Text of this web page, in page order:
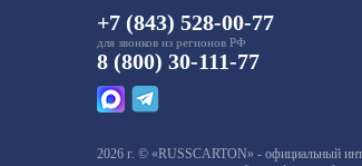
+7 (843) 528-00-77
для звонков из регионов РФ
8 (800) 30-111-77
2026 г. © «RUSSCARTON» - официальный